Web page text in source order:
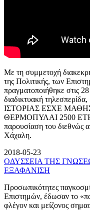
Με τη συμμετοχή
της Πολιτικής, των
πραγματοποιήθηκε στις
διαδικτυακή
ΙΣΤΟΡΙΑΣ ΕΣΧΕ
ΘΕΡΜΟΠΥΛΑΙ 2500
παρουσίαση του διεθνώς
Χάχαλη.
2018-05-23
ΟΔΥΣΣΕΙΑ ΤΗΣ
ΕΞΑΦΑΝΙΣΗ
Προσωπικότητες
Επιστημών, έδωσαν το
φλέγον και μείζονος